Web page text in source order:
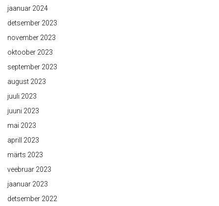
jaanuar 2024
detsember 2023
november 2023
oktoober 2023
september 2023
august 2023
juuli 2023
juuni 2023
mai 2023
aprill 2023
märts 2023
veebruar 2023
jaanuar 2023
detsember 2022